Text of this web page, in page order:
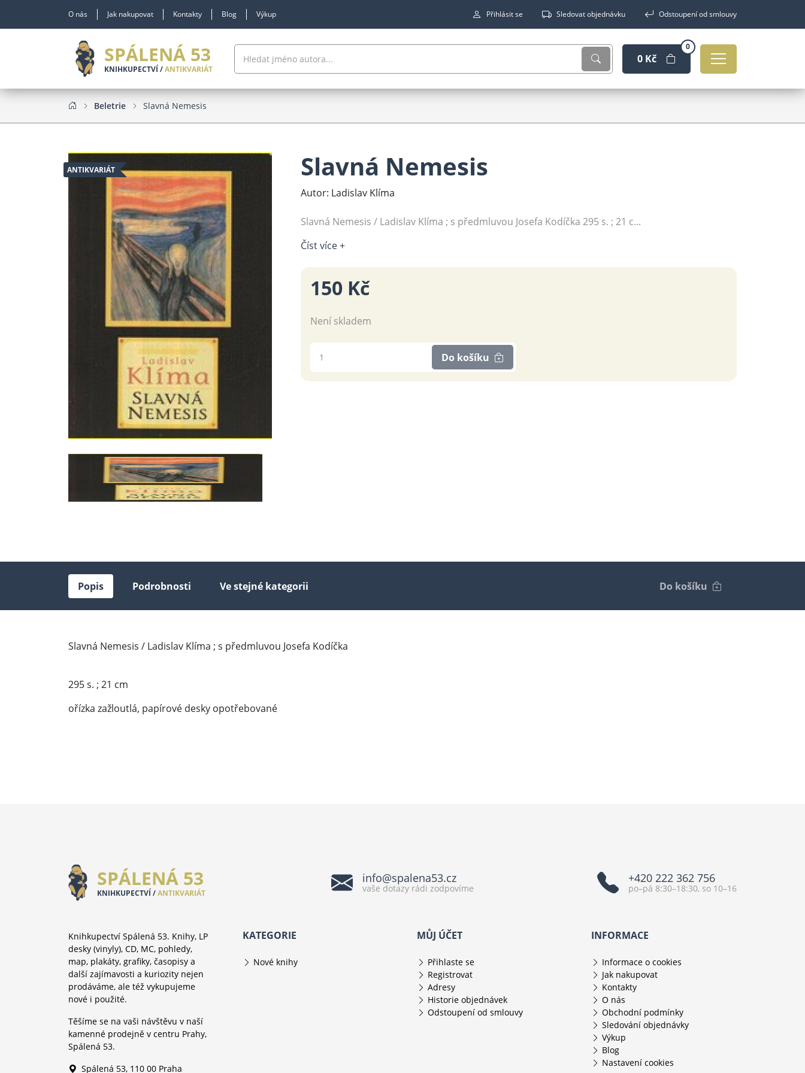
O nás Jak nakupovat Kontakty Blog Výkup Přihlásit se Sledovat objednávku Odstoupení od smlouvy
SPÁLENÁ 53
KNIHKUPECTVÍ /ANTIKVARIÁT
0 Kč
0
Beletrie Slavná Nemesis
ANTIKVARIÁT Slavná Nemesis
Autor: Ladislav Klíma
Slavná Nemesis / Ladislav Klíma ; s předmluvou Josefa Kodíčka 295 s. ; 21 c...
Číst více +
150 Kč
Není skladem
Do košíku
Popis Podrobnosti Ve stejné kategorii Do košíku
Slavná Nemesis / Ladislav Klíma ; s předmluvou Josefa Kodíčka
295 s. ; 21 cm
ořízka zažloutlá, papírové desky opotřebované
SPÁLENÁ 53
KNIHKUPECTVÍ /ANTIKVARIÁT
info@spalena53.cz
vaše dotazy rádi zodpovíme
+420 222 362 756
po–pá 8:30–18:30, so 10–16
Knihkupectví Spálená 53. Knihy, LP
desky (vinyly), CD, MC, pohledy,
map, plakáty, grafiky, časopisy a
další zajímavosti a kuriozity nejen
prodáváme, ale též vykupujeme
nové i použité.
Těšíme se na vaši návštěvu v naší
kamenné prodejně v centru Prahy,
Spálená 53.
Spálená 53, 110 00 Praha
KATEGORIE
Nové knihy
MŮJ ÚČET
Přihlaste se
Registrovat
Adresy
Historie objednávek
Odstoupení od smlouvy
INFORMACE
Informace o cookies
Jak nakupovat
Kontakty
O nás
Obchodní podmínky
Sledování objednávky
Výkup
Blog
Nastavení cookies